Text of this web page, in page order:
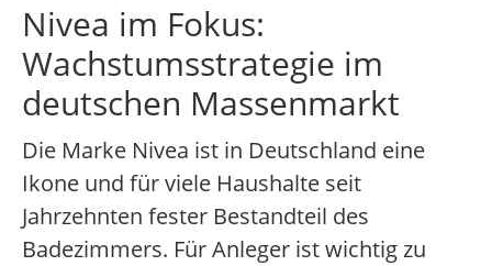
Nivea im Fokus:
Wachstumsstrategie im
deutschen Massenmarkt
Die Marke Nivea ist in Deutschland eine
Ikone und für viele Haushalte seit
Jahrzehnten fester Bestandteil des
Badezimmers. Für Anleger ist wichtig zu